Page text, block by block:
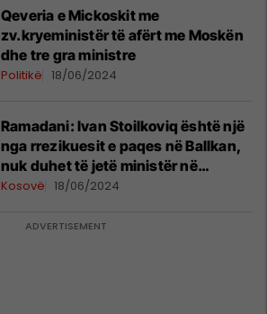
Qeveria e Mickoskit me
zv.kryeministër të afërt me Moskën
dhe tre gra ministre
Politikë 18/06/2024
Ramadani: Ivan Stoilkoviq është një
nga rrezikuesit e paqes në Ballkan,
nuk duhet të jetë ministër në
qeverinë e Maqedonisë së Veriut
Kosovë 18/06/2024